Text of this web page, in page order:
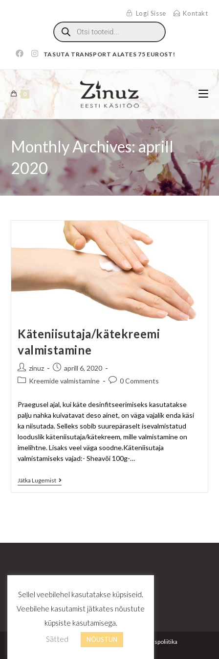
Logi Sisse Kontakt
TASUTA TRANSPORT ALATES 75 EUROST!
0
Monthly Archives: aprill
2020
Käteniisutaja/kätekreemi
valmistamine
zinuz
aprill 6, 2020
Kreemide valmistamine
0 Comments
Praegusel ajal, kui käte desinfitseerimiseks kasutatakse
palju nahka kuivatavat deso ainet, on väga vajalik enda käsi
ka niisutada. Selleks sobib suurepäraselt isevalmistatud
looduslik käteniisutaja/kätekreem, mille valmistamine on
imelihtne. Lisaks veel väga soodne.Käteniisutaja
valmistamiseks vajad:- Sheavõi 100g-…
Jätka Lugemist
Kontakt Tellimustingimused Privaatsuspoliitika
Sellel veebilehel kasutatakse küpsiseid.
Veebilehe kasutamist jätkates nõustute
küpsiste kasutamisega.
Sätted
NÕUSTUN